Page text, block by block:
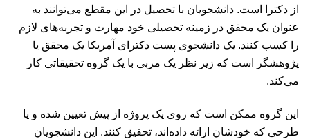
از دکترا است. دانشجویان با تحصیل در این مقطع می‌توانند به
عنوان یک محقق در زمینه تحصیلی خود مهارت و تجربه‌های لازم
را کسب کنند. یک دانشجوی پست دکترای آمریکا یک محقق یا
پژوهشگر است که زیر نظر یک مربی با یک گروه تحقیقاتی کار
می‌کند.
این گروه ممکن است که روی یک پروژه از پیش تعیین شده و یا
طرحی که خودشان ارائه داده‌اند، تحقیق کنند. این دانشجویان